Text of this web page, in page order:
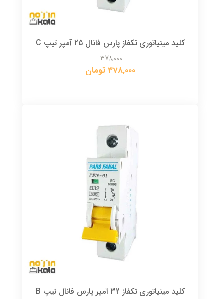
کلید مینیاتوری تکفاز پارس فانال 25 آمپر تیپ C
378,000
378,000 تومان
کلید مینیاتوری تکفاز 32 آمپر پارس فانال تیپ B